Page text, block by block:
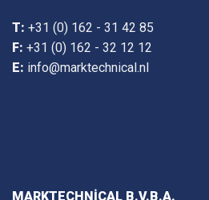
T: +31 (0) 162 - 31 42 85
F: +31 (0) 162 - 32 12 12
E: info@marktechnical.nl
MARKTECHNICAL B.V.B.A.